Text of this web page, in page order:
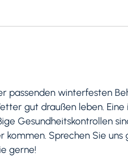
winterfesten
gut draußen leben.
Gesundheitskontrollen
kommen. Sprechen Sie
gerne!